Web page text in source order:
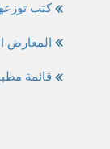
كتب
المعارض
قائمة